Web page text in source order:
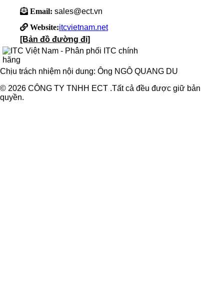
Email: sales@ect.vn
Website:itcvietnam.net
[Bản đồ đường đi]
Chịu trách nhiệm nội dung: Ông NGÔ QUANG DU
© 2026 CÔNG TY TNHH ECT .Tất cả đều được giữ bản
quyền.